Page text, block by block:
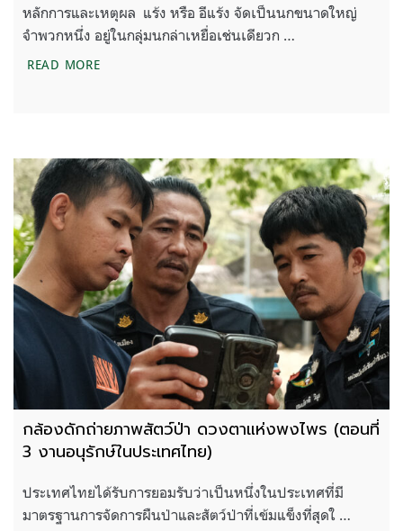
หลักการและเหตุผล แร้ง หรือ อีแร้ง จัดเป็นนกขนาดใหญ่
จำพวกหนึ่ง อยู่ในกลุ่มนกล่าเหยื่อเช่นเดียวก …
READ MOREโครงการฟื้นฟูประชากรพญาแร้งในถิ่นอาศัยของประ
กล้องดักถ่ายภาพสัตว์ป่า ดวงตาแห่งพงไพร (ตอนที่
3 งานอนุรักษ์ในประเทศไทย)
ประเทศไทยได้รับการยอมรับว่าเป็นหนึ่งในประเทศที่มี
มาตรฐานการจัดการผืนป่าและสัตว์ป่าที่เข้มแข็งที่สุดใ …